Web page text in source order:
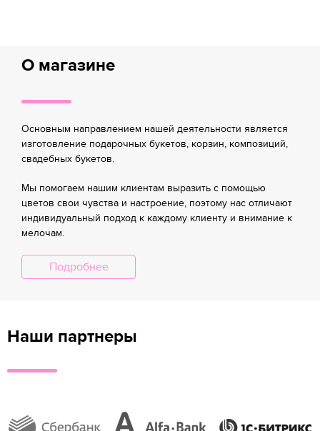
О магазине
Основным направлением нашей деятельности является
изготовление подарочных букетов, корзин, композиций,
свадебных букетов.
Мы помогаем нашим клиентам выразить с помощью
цветов свои чувства и настроение, поэтому нас отличают
индивидуальный подход к каждому клиенту и внимание к
мелочам.
Подробнее
Наши партнеры